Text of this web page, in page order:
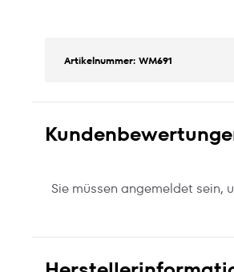
Artikelnummer: WM691
Sie müssen angemeldet sein,